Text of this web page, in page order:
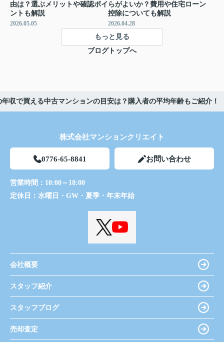
由は？選ぶメリットや確認ポイ
ントも解説
2026.05.05
らがよいか？費用や住宅ローン
控除についても解説
2026.04.28
もっと見る
ブログトップへ
年収で買える中古マンションの目安は？購入者の平均年齢もご紹介！
株式会社マンションクリエイト
0776-65-8841 お問い合わせ
営業時間： 10:00～18:00
定休日： 水曜日・GW・夏季・年末年始
会社概要
スタッフ紹介
スタッフブログ
売却査定